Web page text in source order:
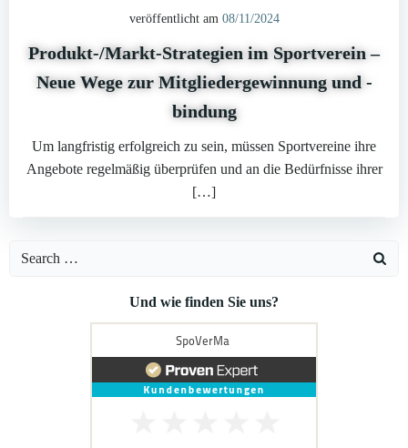
veröffentlicht am 08/11/2024
Produkt-/Markt-Strategien im Sportverein –
Neue Wege zur Mitgliedergewinnung und -
bindung
Um langfristig erfolgreich zu sein, müssen Sportvereine ihre
Angebote regelmäßig überprüfen und an die Bedürfnisse ihrer
[…]
Search
Und wie finden Sie uns?